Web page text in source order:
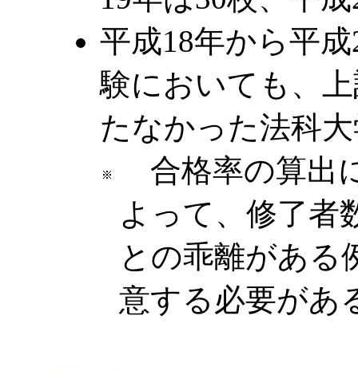
平成18年から平
験においても、
たなかった法科
合格率の算出
よって、修了者
との乖離がある
意する必要があ